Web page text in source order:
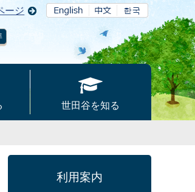
ージ
世田谷を知る
利用案内